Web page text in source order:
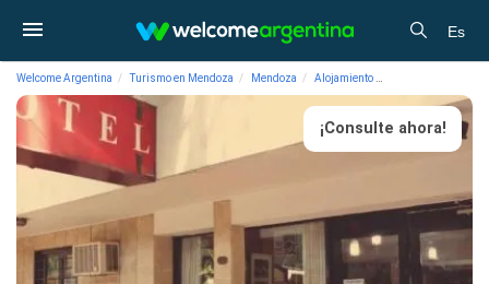
Es
Welcome Argentina Turismo en Mendoza Mendoza Alojamiento
¡Consulte ahora!